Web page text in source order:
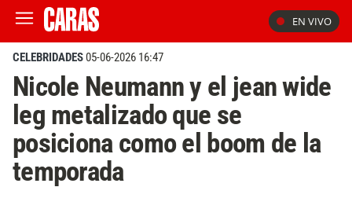
EN VIVO
CELEBRIDADES05-06-2026 16:47
Nicole Neumann y el jean wide
leg metalizado que se
posiciona como el boom de la
temporada